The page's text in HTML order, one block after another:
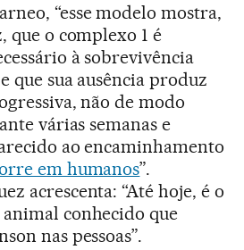
“esse modelo mostra,
o complexo 1 é
à sobrevivência
que sua ausência produz
não de modo
várias semanas e
ao encaminhamento
em humanos”.
acrescenta: “Até hoje, é o
conhecido que
nas pessoas”.